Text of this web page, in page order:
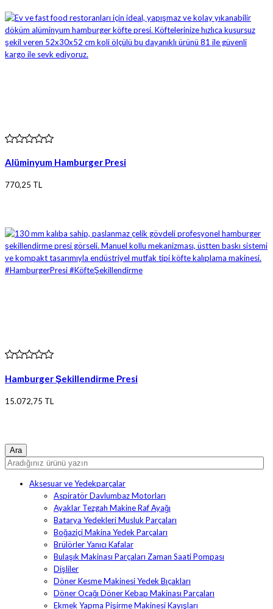
Alüminyum Hamburger Presi
770,25 TL
Hamburger Şekillendirme Presi
15.072,75 TL
Aksesuar ve Yedekparçalar
Aspiratör Davlumbaz Motorları
Ayaklar Tezgah Makine Raf Ayağı
Batarya Yedekleri Musluk Parçaları
Boğaziçi Makina Yedek Parçaları
Brülörler Yanıcı Kafalar
Bulaşık Makinası Parçaları Zaman Saati Pompası
Dişliler
Döner Kesme Makinesi Yedek Bıçakları
Döner Ocağı Döner Kebap Makinası Parçaları
Ekmek Yapma Pişirme Makinesi Kayışları